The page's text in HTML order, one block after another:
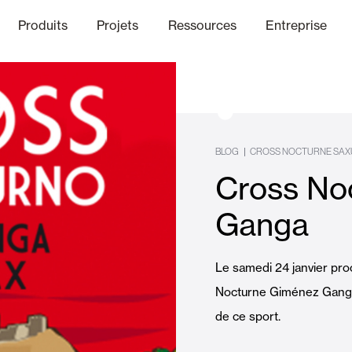
Produits Projets
Bureaux
Ressources Entreprise
Éthique
BLOG | CROSS NOCTURNE
Cross
Ganga
Le samedi 24 janvier
Nocturne Giménez
de ce sport.